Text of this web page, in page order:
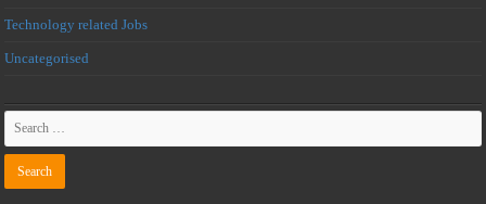
Technology related Jobs
Uncategorised